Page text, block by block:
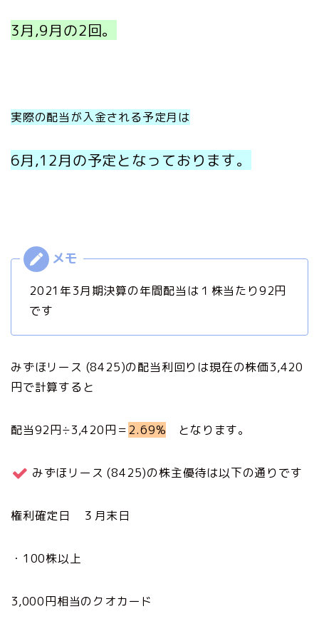
3月,9月の2回。
実際の配当が入金される予定月は
6月,12月の予定となっております。
2021年3月期決算の年間配当は１株当たり92円
です
みずほリース (8425)の配当利回りは現在の株価3,420
円で計算すると
配当92円÷3,420円＝2.69% となります。
みずほリース (8425)の株主優待は以下の通りです
権利確定日 ３月末日
・100株以上
3,000円相当のクオカード